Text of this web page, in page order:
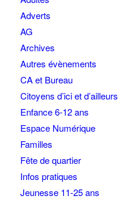
Adverts
AG
Archives
Autres évènements
CA et Bureau
Citoyens d’ici et d’ailleurs
Enfance 6-12 ans
Espace Numérique
Familles
Fête de quartier
Infos pratiques
Jeunesse 11-25 ans